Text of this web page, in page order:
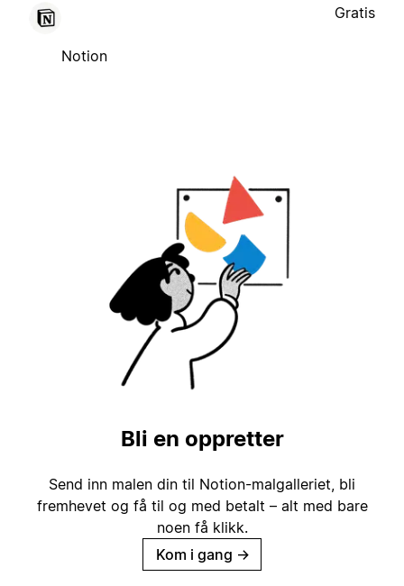
Notion
Gratis
Bli en oppretter
Send inn malen din til Notion-malgalleriet, bli
fremhevet og få til og med betalt – alt med bare
noen få klikk.
Kom i gang →